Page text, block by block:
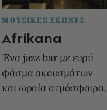
ΜΟΥΣΙΚΕΣ ΣΚΗΝΕΣ
Afrikana
Ένα jazz bar με ευρύ
φάσμα ακουσμάτων
και ωραία ατμόσφαιρα.